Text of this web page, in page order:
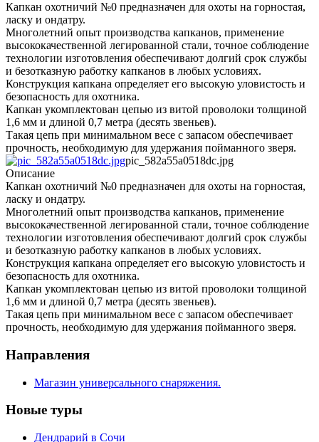
Капкан охотничий №0 предназначен для охоты на горностая,
ласку и ондатру.
Многолетний опыт производства капканов, применение
высококачественной легированной стали, точное соблюдение
технологии изготовления обеспечивают долгий срок службы
и безотказную работку капканов в любых условиях.
Конструкция капкана определяет его высокую уловистость и
безопасность для охотника.
Капкан укомплектован цепью из витой проволоки толщиной
1,6 мм и длиной 0,7 метра (десять звеньев).
Такая цепь при минимальном весе с запасом обеспечивает
прочность, необходимую для удержания пойманного зверя.
pic_582a55a0518dc.jpg
Описание
Капкан охотничий №0 предназначен для охоты на горностая,
ласку и ондатру.
Многолетний опыт производства капканов, применение
высококачественной легированной стали, точное соблюдение
технологии изготовления обеспечивают долгий срок службы
и безотказную работку капканов в любых условиях.
Конструкция капкана определяет его высокую уловистость и
безопасность для охотника.
Капкан укомплектован цепью из витой проволоки толщиной
1,6 мм и длиной 0,7 метра (десять звеньев).
Такая цепь при минимальном весе с запасом обеспечивает
прочность, необходимую для удержания пойманного зверя.
Направления
Магазин универсального снаряжения.
Новые туры
Дендрарий в Сочи